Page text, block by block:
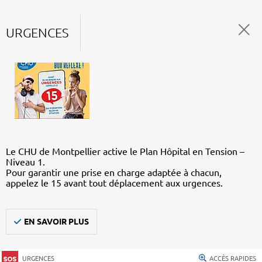
URGENCES
Le CHU de Montpellier active le Plan Hôpital en Tension –
Niveau 1.
Pour garantir une prise en charge adaptée à chacun,
appelez le 15 avant tout déplacement aux urgences.
EN SAVOIR PLUS
URGENCES ACCÈS RAPIDES